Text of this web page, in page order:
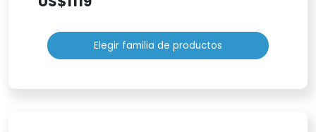
Elegir familia de productos